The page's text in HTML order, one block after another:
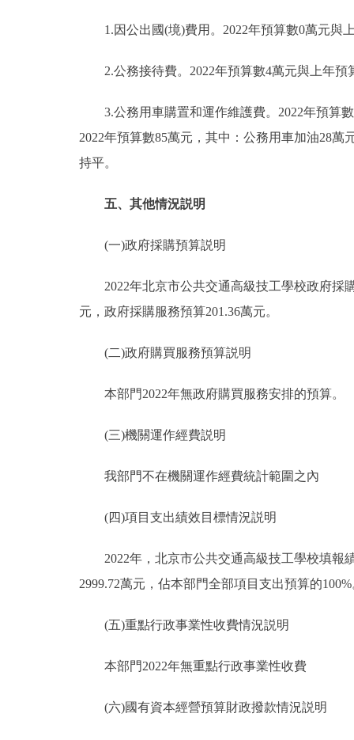
1.因公出國(境)費用。2022年預算數0萬元與
2.公務接待費。2022年預算數4萬元與上年預
3.公務用車購置和運作維護費。2022年預算數
2022年預算數85萬元，其中：公務用車加油28萬
持平。
五、其他情況説明
(一)政府採購預算説明
2022年北京市公共交通高級技工學校政府採購
元，政府採購服務預算201.36萬元。
(二)政府購買服務預算説明
本部門2022年無政府購買服務安排的預算。
(三)機關運作經費説明
我部門不在機關運作經費統計範圍之內
(四)項目支出績效目標情況説明
2022年，北京市公共交通高級技工學校填報績
2999.72萬元，佔本部門全部項目支出預算的
(五)重點行政事業性收費情況説明
本部門2022年無重點行政事業性收費
(六)國有資本經營預算財政撥款情況説明